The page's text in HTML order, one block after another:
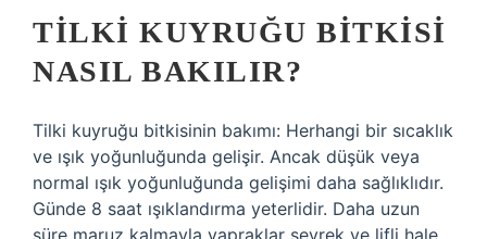
TILKI KUYRUĞU BITKISI
NASIL BAKILIR?
Tilki kuyruğu bitkisinin bakımı: Herhangi bir sıcaklık
ve ışık yoğunluğunda gelişir. Ancak düşük veya
normal ışık yoğunluğunda gelişimi daha sağlıklıdır.
Günde 8 saat ışıklandırma yeterlidir. Daha uzun
süre maruz kalmayla yapraklar seyrek ve lifli hale